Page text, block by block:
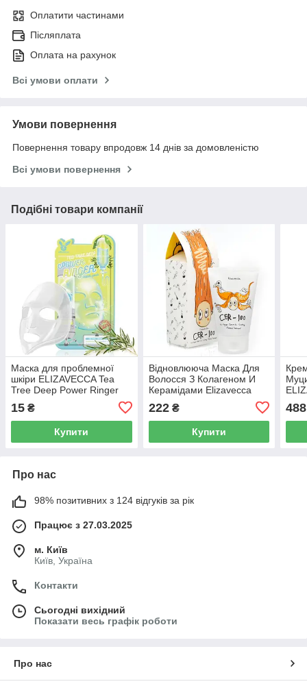
Оплатити частинами
Післяплата
Оплата на рахунок
Всі умови оплати
Умови повернення
Повернення товару впродовж 14 днів за домовленістю
Всі умови повернення
Подібні товари компанії
Маска для проблемної
шкіри ELIZAVECCA Tea
Tree Deep Power Ringer
15 ₴
Купити
Відновлююча Маска Для
Волосся З Колагеном И
Керамідами Elizavecca
Collagen Ceramide Coating
Protein Treatment,
222₴
Купити
488
Про нас
98% позитивних з 124 відгуків за рік
Працює з 27.03.2025
м. Київ
Київ, Україна
Контакти
Сьогодні вихідний
Показати весь графік роботи
Про нас